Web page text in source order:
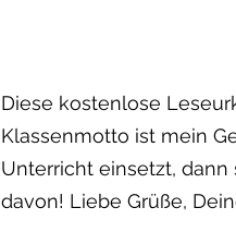
Diese kostenlose
Klassenmotto ist mein
Unterricht einsetzt,
davon! Liebe Grüße,